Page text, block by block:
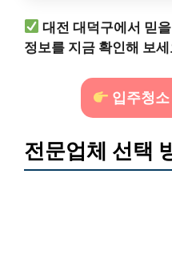
대전 대덕구에서 믿
정보를 지금 확인해 보
입주청소
전문업체 선택